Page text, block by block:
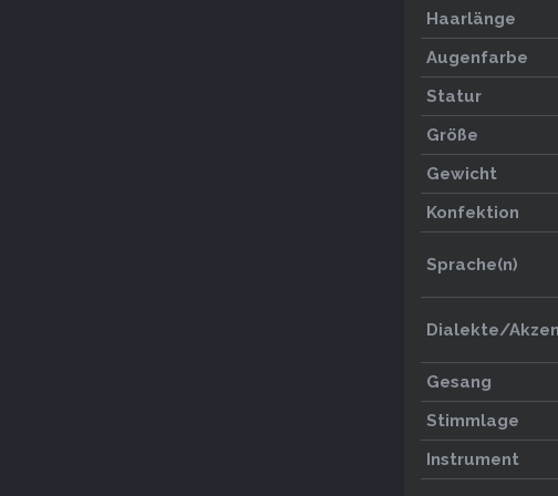
Haarlänge
Augenfarbe
Statur
Größe
Gewicht
Konfektion
Sprache(n)
Dialekte/
Gesang
Stimmlage
Instrument